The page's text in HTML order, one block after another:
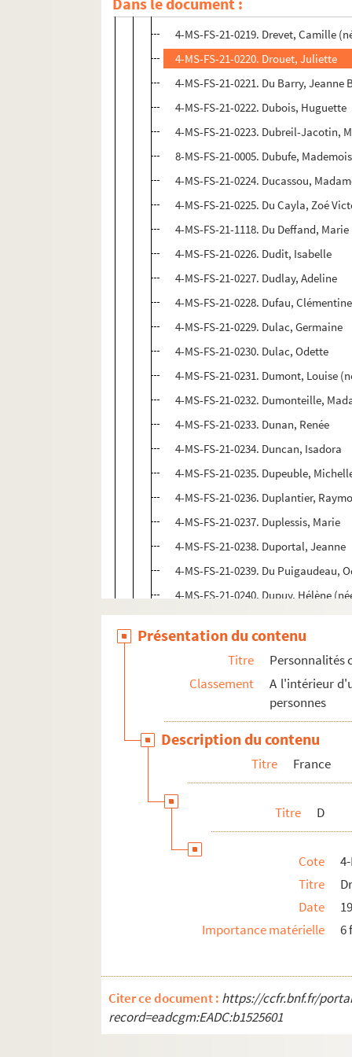
4-MS-FS-21-0218. Doutot, Anne-
4-MS-FS-21-0219. Drevet, Camille
4-MS-FS-21-0220. Drouet, Juliette
4-MS-FS-21-0221. Du Barry, Jeanne
4-MS-FS-21-0222. Dubois, Huguette
4-MS-FS-21-0223. Dubreil-Jacotin,
8-MS-FS-21-0005. Dubufe,
4-MS-FS-21-0224. Ducassou,
4-MS-FS-21-0225. Du Cayla, Zoé
4-MS-FS-21-1118. Du Deffand, Marie
4-MS-FS-21-0226. Dudit, Isabelle
4-MS-FS-21-0227. Dudlay, Adeline
4-MS-FS-21-0228. Dufau,
4-MS-FS-21-0229. Dulac, Germaine
4-MS-FS-21-0230. Dulac, Odette
4-MS-FS-21-0231. Dumont, Louise
4-MS-FS-21-0232. Dumonteille,
4-MS-FS-21-0233. Dunan, Renée
4-MS-FS-21-0234. Duncan, Isadora
4-MS-FS-21-0235. Dupeuble,
4-MS-FS-21-0236. Duplantier,
4-MS-FS-21-0237. Duplessis, Marie
4-MS-FS-21-0238. Duportal, Jeanne
4-MS-FS-21-0239. Du Puigaudeau,
4-MS-FS-21-0240. Dupuy, Hélène
4-MS-FS-21-0241. Durand,
0-MS-FS-21-05. Durand, Marguerite
4-MS-FS-21-0242. Durand, Marie-
4-MS-FS-21-1119. Duras, Claire de
4-MS-FS-21-0244. Durvis, Marie
4-MS-FS-21-0245. Dussane, Béatrix
4-MS-FS-21-0247. Duterme,
4-MS-FS-21-0248. Dyvrande-
L
M
Présentation du contenu
Titre
Personnalités
Classement
A l'intérieur
personnes
Description du contenu
Titre France
Titre D
Cote
Titre
Date
Importance matérielle
6
Citer ce document : https://ccfr.bnf.fr/
record=eadcgm:EADC:b1525601